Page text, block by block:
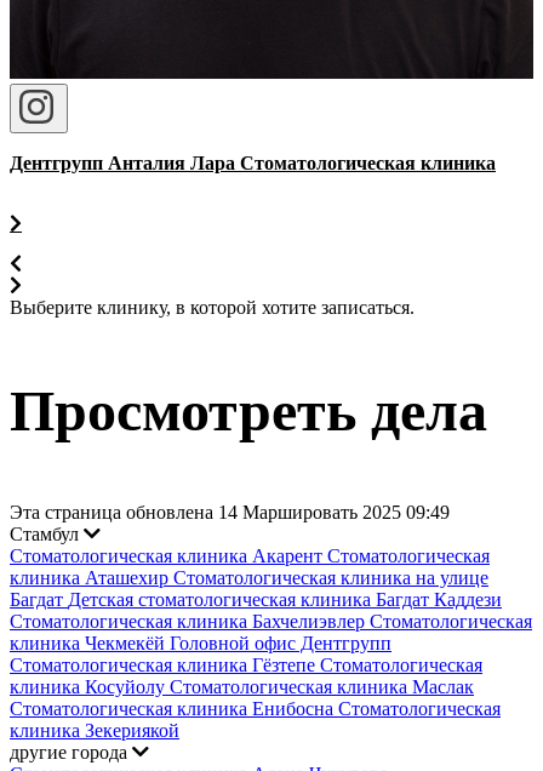
Дентгрупп Анталия Лара Стоматологическая клиника
Выберите клинику, в которой хотите записаться.
Просмотреть дела
Эта страница обновлена 14 Маршировать 2025 09:49
Стамбул
Стоматологическая клиника Акарент Стоматологическая
клиника Аташехир Стоматологическая клиника на улице
Багдат Детская стоматологическая клиника Багдат Каддези
Стоматологическая клиника Бахчелиэвлер Стоматологическая
клиника Чекмекёй Головной офис Дентгрупп
Стоматологическая клиника Гёзтепе Стоматологическая
клиника Косуйолу Стоматологическая клиника Маслак
Стоматологическая клиника Енибосна Стоматологическая
клиника Зекериякой
другие города